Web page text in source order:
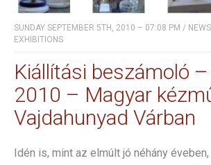
SUNDAY SEPTEMBER 5TH, 2010 – 07:08 PM / NEWS
EXHIBITIONS
Kiállítási beszámoló
2010 – Magyar
Vajdahunyad Várban
Idén is, mint az elmúlt jó néhány